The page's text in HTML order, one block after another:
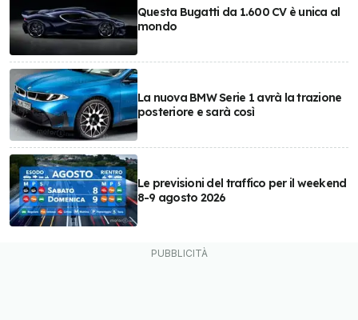
Questa Bugatti da 1.600 CV è unica al
mondo
La nuova BMW Serie 1 avrà la trazione
posteriore e sarà così
Le previsioni del traffico per il weekend
8-9 agosto 2026